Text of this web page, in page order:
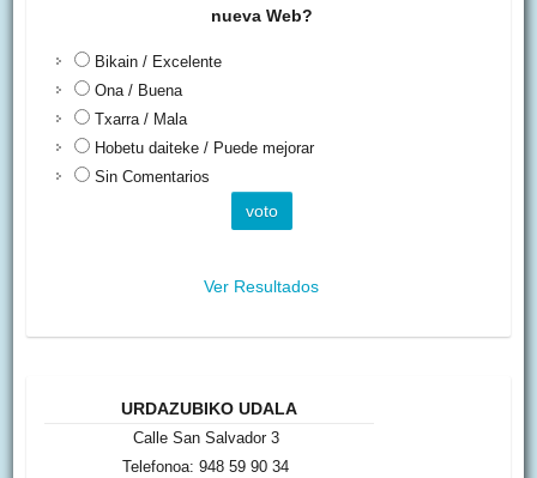
nueva Web?
Bikain / Excelente
Ona / Buena
Txarra / Mala
Hobetu daiteke / Puede mejorar
Sin Comentarios
Ver Resultados
URDAZUBIKO UDALA
Calle San Salvador 3
Telefonoa: 948 59 90 34